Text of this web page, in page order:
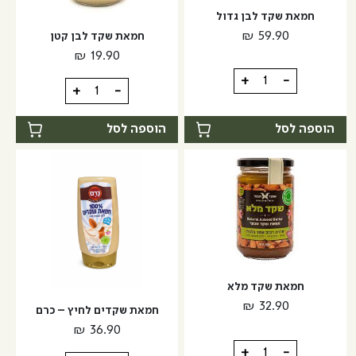
חמאת שקד לבן גדול
₪ 59.90
-
כמות
של
חמאת
שקד
גדול
+
הוספה לסל
חמאת שקד לבן קטן
₪ 19.90
-
כמות
של
חמאת
שקד
קטן
+
הוספה לסל
חמאת שקד מלא
₪ 32.90
-
כמות
+
חמאת שקדים לחיץ – כרם
₪ 36.90